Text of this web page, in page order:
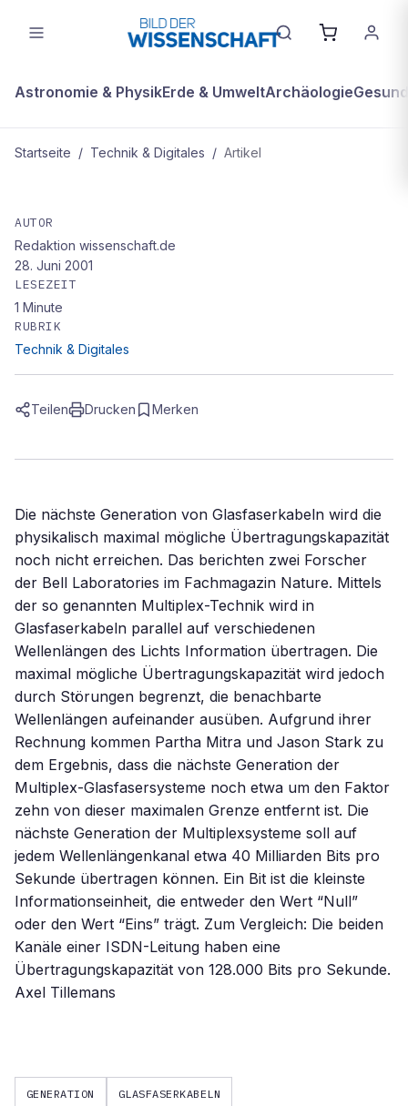
Astronomie & PhysikErde & UmweltArchäologie
Startseite / Technik & Digitales / Artikel
Maximale Übertragungskapazität
von Glasfaserkabeln noch nicht
erreicht
AUTOR
Redaktion wissenschaft.de
28. Juni 2001
LESEZEIT
1 Minute
RUBRIK
Technik & Digitales
Teilen Drucken Merken
Die nächste Generation von Glasfaserkabeln wird die
physikalisch maximal mögliche Übertragungskapazität
noch nicht erreichen. Das berichten zwei Forscher
der Bell Laboratories im Fachmagazin Nature. Mittels
der so genannten Multiplex-Technik wird in
Glasfaserkabeln parallel auf verschiedenen
Wellenlängen des Lichts Information übertragen. Die
maximal mögliche Übertragungskapazität wird jedoch
durch Störungen begrenzt, die benachbarte
Wellenlängen aufeinander ausüben. Aufgrund ihrer
Rechnung kommen Partha Mitra und Jason Stark zu
dem Ergebnis, dass die nächste Generation der
Multiplex-Glasfasersysteme noch etwa um den Faktor
zehn von dieser maximalen Grenze entfernt ist. Die
nächste Generation der Multiplexsysteme soll auf
jedem Wellenlängenkanal etwa 40 Milliarden Bits pro
Sekunde übertragen können. Ein Bit ist die kleinste
Informationseinheit, die entweder den Wert “Null”
oder den Wert “Eins” trägt. Zum Vergleich: Die beiden
Kanäle einer ISDN-Leitung haben eine
Übertragungskapazität von 128.000 Bits pro Sekunde.
Axel Tillemans
GENERATION GLASFASERKABELN